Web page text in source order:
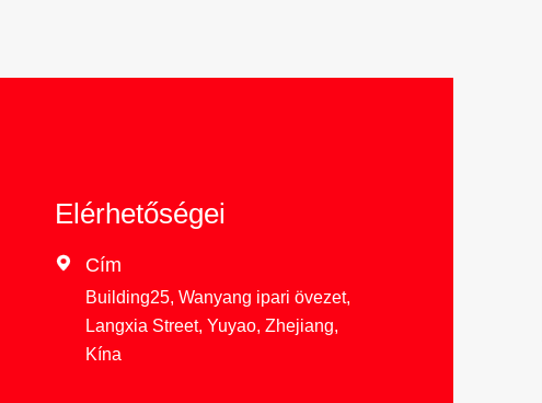
Elérhetőségei
 Cím
Building25, Wanyang ipari övezet,
Langxia Street, Yuyao, Zhejiang,
Kína